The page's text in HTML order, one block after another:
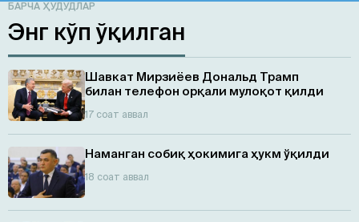
БАРЧА ҲУДУДЛАР
Энг кўп ўқилган
Шавкат Мирзиёев Дональд Трамп
билан телефон орқали мулоқот қилди
17 соат аввал
Наманган собиқ ҳокимига ҳукм ўқилди
18 соат аввал